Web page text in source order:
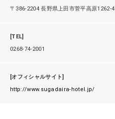
〒386-2204 長野県上田市菅平高原1262-4
[TEL]
0268-74-2001
[オフィシャルサイト]
http://www.sugadaira-hotel.jp/